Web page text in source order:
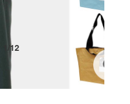
/ 12